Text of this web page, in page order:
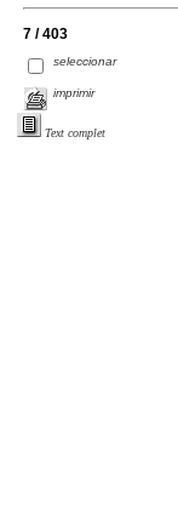
7 / 403
seleccionar
imprimir
Text complet